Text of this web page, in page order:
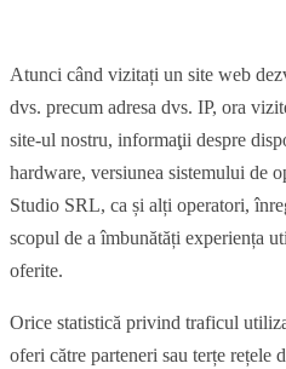
Atunci când vizitați un site web
dvs. precum adresa dvs. IP, ora
site-ul nostru, informaţii despre
hardware, versiunea sistemului de
Studio SRL, ca și alți operatori,
scopul de a îmbunătăți experiența
oferite.
Orice statistică privind traficul
oferi către parteneri sau terțe rețele